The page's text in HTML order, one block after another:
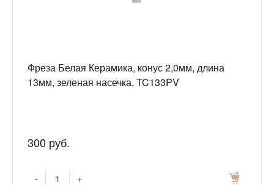
Фреза Белая Керамика, конус 2,0мм, длина
13мм, зеленая насечка, TC133PV
300 руб.
- +